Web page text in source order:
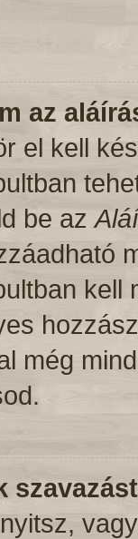
az
el kell
be az
kell
még